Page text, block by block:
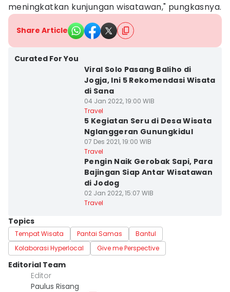
meningkatkan kunjungan wisatawan," pungkasnya.‎
Share Article
Curated For You
Viral Solo Pasang Baliho di
Jogja, Ini 5 Rekomendasi Wisata
di Sana
04 Jan 2022, 19:00 WIB
Travel
5 Kegiatan Seru di Desa Wisata
Nglanggeran Gunungkidul
07 Des 2021, 19:00 WIB
Travel
Pengin Naik Gerobak Sapi, Para
Bajingan Siap Antar Wisatawan
di Jodog
02 Jan 2022, 15:07 WIB
Travel
Topics
Tempat Wisata Pantai Samas
Bantul
Kolaborasi Hyperlocal
Give me Perspective
Editorial Team
Editor
Paulus Risang